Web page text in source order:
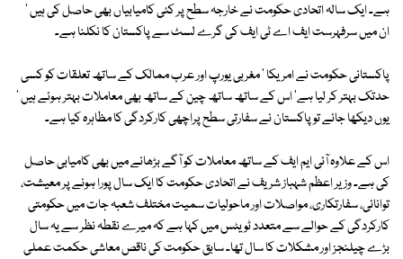
ہے۔ ایک سالہ اتحادی حکومت نے خارجہ سطح پر کئی کامیابیاں بھی حاصل کی ہیں '
ان میں سرفہرست ایف اے ٹی ایف کی گرے لسٹ سے پاکستان کا نکلنا ہے۔
پاکستانی حکومت نے امریکا ' مغربی یورپ اور عرب ممالک کے ساتھ تعلقات کو کسی
حدتک بہتر کر لیا ہے' اس کے ساتھ ساتھ چین کے ساتھ بھی معاملات بہتر ہوئے ہیں '
یوں دیکھا جائے تو پاکستان نے سفارتی سطح پراچھی کارکردگی کا مظاہرہ کیا ہے۔
اس کے علاوہ آئی ایم ایف کے ساتھ معاملات کو آگے بڑھانے میں بھی کامیابی حاصل
کی ہے۔ وزیر اعظم شہباز شریف نے اتحادی حکومت کا ایک سال پورا ہونے پر معیشت،
توانائی، سفارتکاری، مواصلات اور ماحولیات سمیت مختلف شعبہ جات میں حکومتی
کارکردگی کے حوالے سے متعدد ٹویٹس میں کہا ہے کہ میرے نقطہ نظر سے یہ سال
بڑے چیلنجز اور مشکلات کا سال تھا۔ سابق حکومت کی ناقص معاشی حکمت عملی